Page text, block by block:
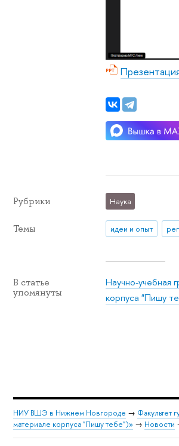
Рубрики Наука
Темы идеи и опыт
В статье
упомянуты
Научно-учебная
корпуса "Пишу
НИУ ВШЭ в Нижнем Новгороде → Факультет
материале корпуса "Пишу тебе")» → Новости